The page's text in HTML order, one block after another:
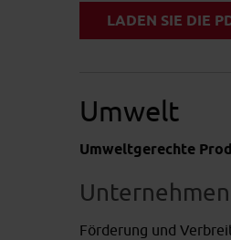
LADEN SIE DIE
Umwelt
Umweltgerechte
Förderung und